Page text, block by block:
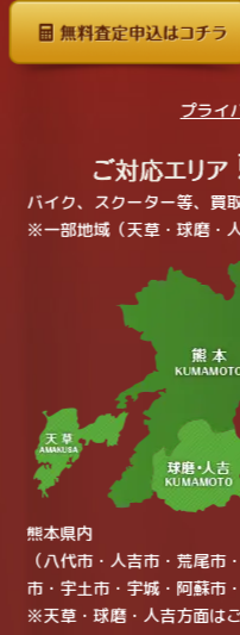
プライ
バイク、スクーター等、買
※一部地域（天草・球磨・
熊本県内
（八代市・人吉市・荒尾市
市・宇土市・宇城・阿蘇市
※天草・球磨・人吉方面は